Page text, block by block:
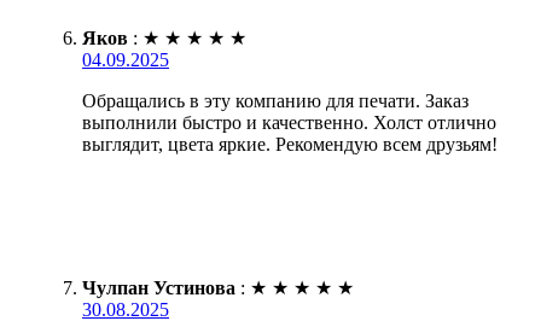
Яков : ★ ★ ★ ★ ★
04.09.2025
Обращались в эту компанию для печати. Заказ
выполнили быстро и качественно. Холст отлично
выглядит, цвета яркие. Рекомендую всем друзьям!
Чулпан Устинова : ★ ★ ★ ★ ★
30.08.2025